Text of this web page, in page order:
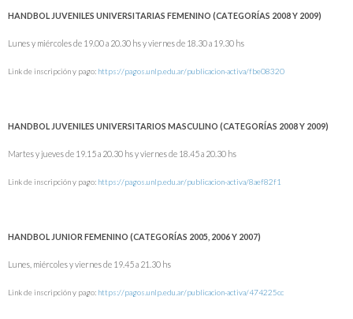
HANDBOL JUVENILES UNIVERSITARIAS FEMENINO (CATEGORÍAS 2008 Y 2009)
Lunes y miércoles de 19.00 a 20.30 hs y viernes de 18.30 a 19.30 hs
Link de inscripción y pago: https://pagos.unlp.edu.ar/publicacion-activa/fbe08320
HANDBOL JUVENILES UNIVERSITARIOS MASCULINO (CATEGORÍAS 2008 Y 2009)
Martes y jueves de 19.15 a 20.30 hs y viernes de 18.45 a 20.30 hs
Link de inscripción y pago: https://pagos.unlp.edu.ar/publicacion-activa/8aef82f1
HANDBOL JUNIOR FEMENINO (CATEGORÍAS 2005, 2006 Y 2007)
Lunes, miércoles y viernes de 19.45 a 21.30 hs
Link de inscripción y pago: https://pagos.unlp.edu.ar/publicacion-activa/474225cc